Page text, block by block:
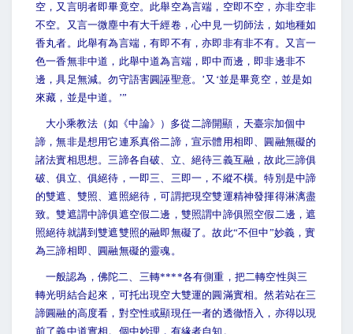
空，又言明者即畢竟空。此舉空為言端，空即不空，亦非空非
不空。又言一微塵中有大千經卷，心中見一切師法，如地種如
香丸者。此舉有為言端，有即不有，亦即非有非不有。又言一
色一香無非中道，此舉中道為言端，即中而邊，即非邊非不
邊，具足無減。勿守語害圓誣聖意。’又‘並是畢竟空，並是如
來藏，並是中道。’”
大小乘教法（如《中論》）多從二諦開顯，天臺宗加個中
諦，無非是想用它連系真俗二諦，宣示體用相即、圓融無礙的
諸法實相思想。三諦各自破、立、絕待三義互融，故此三諦俱
破、俱立、俱絕待，一即三、三即一，不縱不橫。特別是中諦
的雙遮、雙照、遮照絕待，可謂把現空雙運精神發揮得淋漓盡
致。雙遮謂中諦俱遮空假二邊，雙照謂中諦俱照空假二邊，遮
照絕待就講到雙遮雙照的融即無礙了。故此“不但中”妙義，實
為三諦相即、圓融無礙的靈魂。
一般認為，佛陀二、三轉****各有側重，把二轉空性與三
轉光明結合起來，可托出現空大雙運的圓滿實相。然若站在三
諦圓融的高度看，對空性或顯現任一者的透徹悟入，亦得以現
前了義中道實相。個中妙理，有緣者自知。